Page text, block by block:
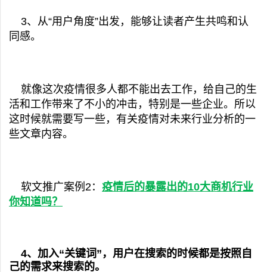
3、从“用户角度”出发，能够让读者产生共鸣和认
同感。
就像这次疫情很多人都不能出去工作，给自己的生
活和工作带来了不小的冲击，特别是一些企业。所以
这时候就需要写一些，有关疫情对未来行业分析的一
些文章内容。
软文推广案例2： 疫情后的暴露出的10大商机行业
你知道吗？
4、加入“关键词”，用户在搜索的时候都是按照自
己的需求来搜索的。